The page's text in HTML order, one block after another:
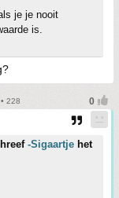
je je nooit
is.
228
-Sigaartje het